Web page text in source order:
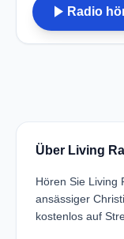
play_arrow Radio
Über Living
Hören Sie Living
ansässiger
kostenlos auf